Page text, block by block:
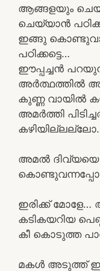
ആങ്ങളയും
ചെയ്യാൻ
ഇങ്ങു
പഠിക്കട്ടെ…
ഈപ്പച്ചൻ
അർത്ഥത്തിൽ
കുണ്ണ വായിൽ
അമർത്തി
അമൽ ദിവ്യയെ
ഇരിക്ക്
കടികയറിയ
കീ കൊടുത്ത
മകൾ അടുത്ത്